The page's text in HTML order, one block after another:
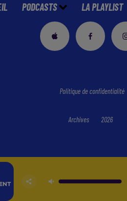
PODCASTS LA PLAYLIST
Politique de confidentialité
Archives 2026